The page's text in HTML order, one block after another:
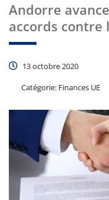
Andorre
accords contre
13 octobre 2020
Catégorie: Finances UE